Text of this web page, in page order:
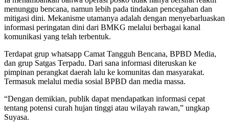
menunggu bencana, namun lebih pada tindakan pencegahan dan
mitigasi dini. Mekanisme utamanya adalah dengan menyebarluaskan
informasi peringatan dini dari BMKG melalui berbagai kanal
komunikasi yang telah terbentuk.
Terdapat grup whatsapp Camat Tangguh Bencana, BPBD Media,
dan grup Satgas Terpadu. Dari sana informasi diteruskan ke
pimpinan perangkat daerah lalu ke komunitas dan masyarakat.
Termasuk melalui media sosial BPBD dan media massa.
“Dengan demikian, publik dapat mendapatkan informasi cepat
tentang potensi curah hujan tinggi atau wilayah rawan,” ungkap
Suyasa.